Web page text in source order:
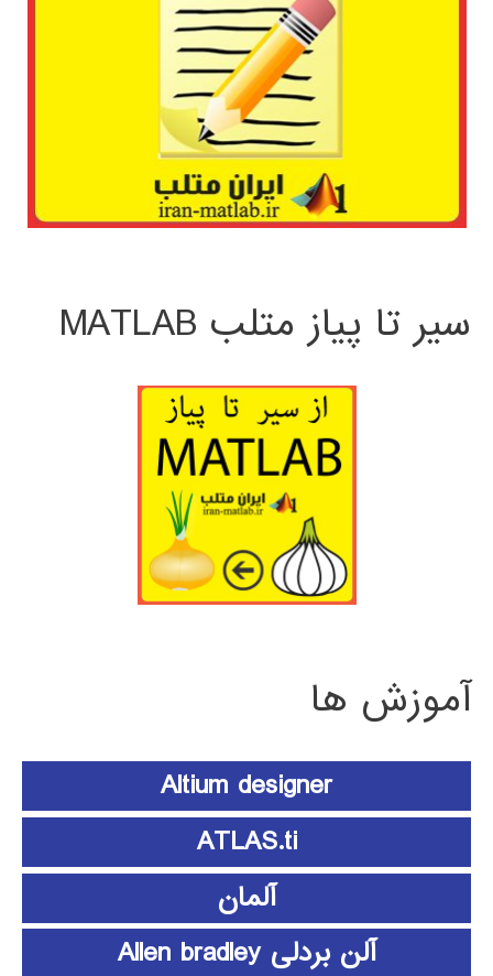
سیر تا پیاز متلب MATLAB
آموزش ها
Altium designer
ATLAS.ti
آلمان
آلن بردلی Allen bradley